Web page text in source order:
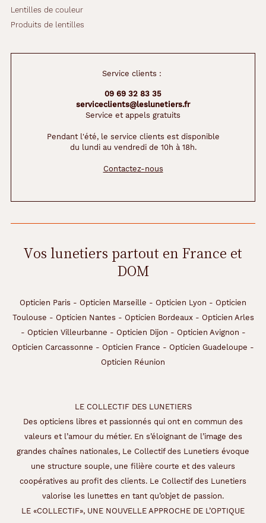
Lentilles de couleur
Produits de lentilles
Service clients :
09 69 32 83 35
serviceclients@leslunetiers.fr
Service et appels gratuits
Pendant l'été, le service clients est disponible
du lundi au vendredi de 10h à 18h.
Contactez-nous
Vos lunetiers partout en France et
DOM
Opticien Paris - Opticien Marseille - Opticien Lyon - Opticien
Toulouse - Opticien Nantes - Opticien Bordeaux- Opticien Arles
- Opticien Villeurbanne - Opticien Dijon - Opticien Avignon -
Opticien Carcassonne - Opticien France - Opticien Guadeloupe -
Opticien Réunion
LE COLLECTIF DES LUNETIERS
Des opticiens libres et passionnés qui ont en commun des
valeurs et l’amour du métier. En s’éloignant de l’image des
grandes chaînes nationales, Le Collectif des Lunetiers évoque
une structure souple, une filière courte et des valeurs
coopératives au profit des clients. Le Collectif des Lunetiers
valorise les lunettes en tant qu’objet de passion.
LE «COLLECTIF», UNE NOUVELLE APPROCHE DE L’OPTIQUE